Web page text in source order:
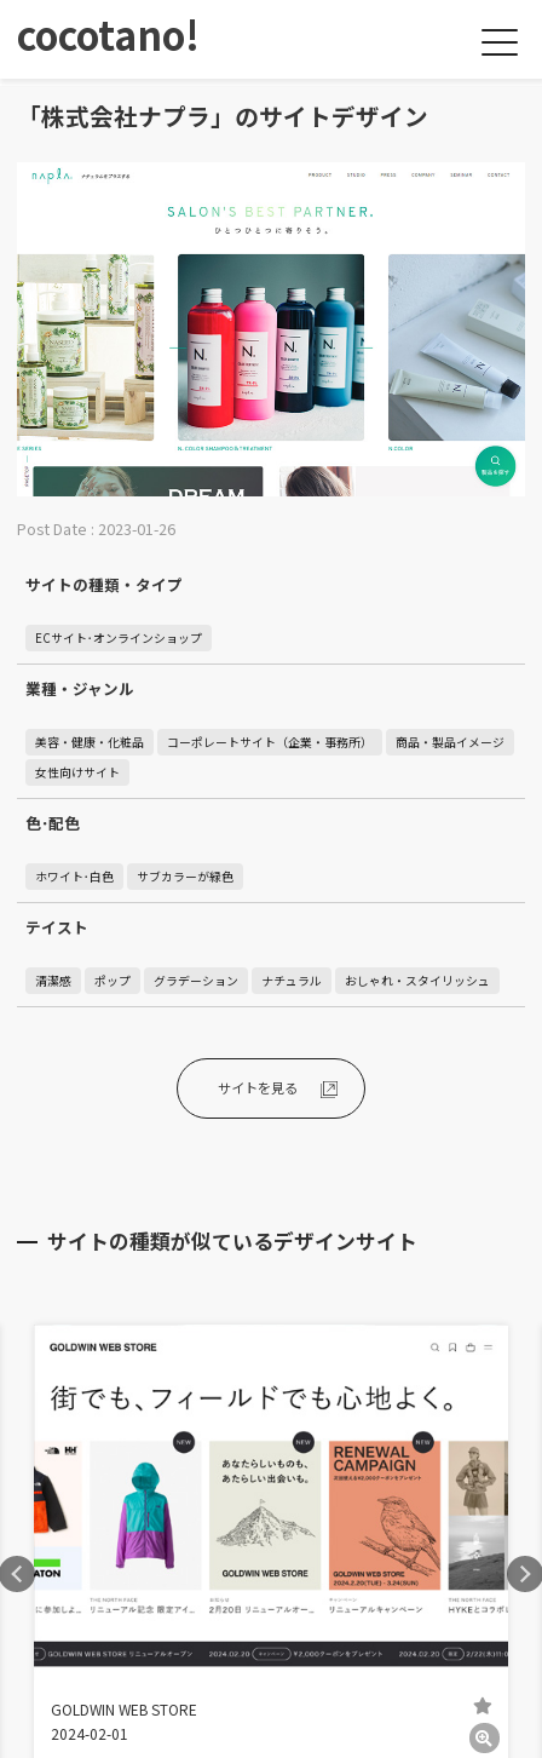
cocotano!
「株式会社ナプラ」のサイトデザイン
Post Date : 2023-01-26
サイトの種類・タイプ
ECサイト･オンラインショップ
業種・ジャンル
美容・健康・化粧品 コーポレートサイト（企業・事務所）
商品・製品イメージ
女性向けサイト
色･配色
ホワイト･白色 サブカラーが緑色
テイスト
清潔感 ポップ グラデーション ナチュラル おしゃれ・スタイリッシュ
サイトを見る
サイトの種類が似ているデザインサイト
GOLDWIN WEB STORE
2024-02-01